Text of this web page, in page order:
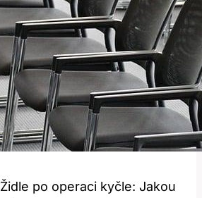
Židle po operaci kyčle: Jakou